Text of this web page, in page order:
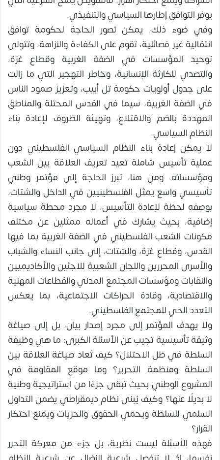
يوفر التوافق إطارها السياسي والتنفيذي.
وفي ضوء ذلك، يمكن تصور الحاجة لحكومة توافق
انتقالية غير فصائلية، تقوم على الكفاءة والنزاهة، وتتولى
توحيد المؤسسات في الضفة الغربية وقطاع غزة،
والتصدي للكارثة الإنسانية، وخاطر التهجير التي ما زالت
على جدول أولويات حكومة تل أبيب، وتعزيز صمود الناس
في الضفة الغربية، سيما في القدس المحتلة والمناطق
المهددة بالضم والاقتلاع، وتهيئة الظروف لإعادة بناء
النظام السياسي.
لا يمكن إعادة بناء النظام السياسي الفلسطيني دون
عملية تأسيس شاملة تعيد تعريف العلاقة بين الشعب
ومؤسساته. ومن هنا، تبرز الحاجة إلى مؤتمر وطني
تأسيسي واسع يمثل الفلسطينيين في الداخل والشتات،
بوصفه لحظة لإعادة التأسيس، لا مجرد محطة سياسية
إضافية، بحيث يشارك في أعماله ممثلين عن مختلف
مكونات الشعب الفلسطيني في الضفة الغربية بما فيها
القدس، وقطاع غزة، والشتات، إلى جانب النساء والشباب
والأسرى المحررين واللجان الشعبية للاجئين والأكاديميين
والنقابات ومؤسسات المجتمع المدني والقطاعات المهنية
والاقتصادية، وقادة الحراكات الاجتماعية، بما يعكس
التعدد الحي للمجتمع الفلسطيني.
ولا يهدف المؤتمر إلى مجرد إصدار بيان، بل إلى صياغة
وثيقة تأسيسية تجيب عن الأسئلة الكبرى: ما هي وظيفة
السلطة في ظل الاحتلال؟ كيف تُعاد صياغة العلاقة بين
السلطة ومنظمة التحرير؟ وما موقع المقاومة في
المشروع الوطني بحيث تبقى جزءًا من استراتيجية وطنية
لا بديلًا عنها؟ وكيف يُبنى نظام ديمقراطي يضمن التداول
السلمي للسلطة ويحمي الحقوق والحريات ويمنع احتكار
القرار؟
فهذه الأسئلة ليست نظرية، بل جزء من معركة التحرر